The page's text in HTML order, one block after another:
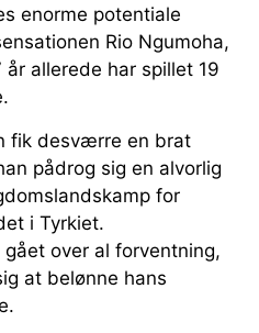
enorme potentiale
Rio Ngumoha,
allerede har spillet 19
fik desværre en brat
pådrog sig en alvorlig
for
i Tyrkiet.
over al forventning,
at belønne hans